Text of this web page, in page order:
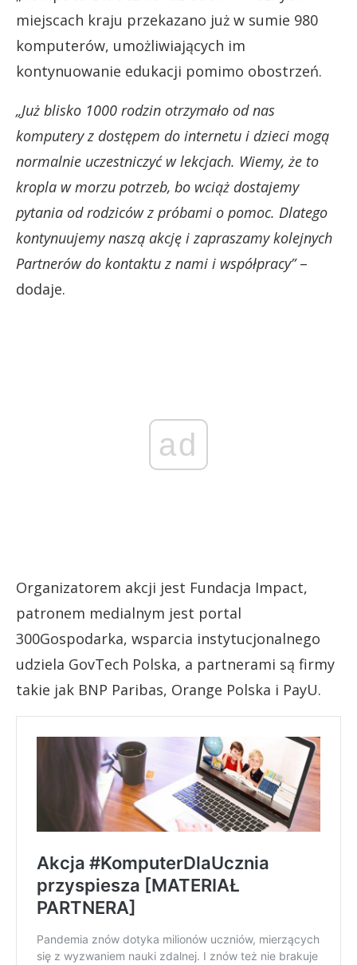
miejscach kraju przekazano już w sumie 980
komputerów, umożliwiających im
kontynuowanie edukacji pomimo obostrzeń.
„Już blisko 1000 rodzin otrzymało od nas
komputery z dostępem do internetu i dzieci mogą
normalnie uczestniczyć w lekcjach. Wiemy, że to
kropla w morzu potrzeb, bo wciąż dostajemy
pytania od rodziców z próbami o pomoc. Dlatego
kontynuujemy naszą akcję i zapraszamy kolejnych
Partnerów do kontaktu z nami i współpracy”–
dodaje.
ad
Organizatorem akcji jest Fundacja Impact,
patronem medialnym jest portal
300Gospodarka, wsparcia instytucjonalnego
udziela GovTech Polska, a partnerami są firmy
takie jak BNP Paribas, Orange Polska i PayU.